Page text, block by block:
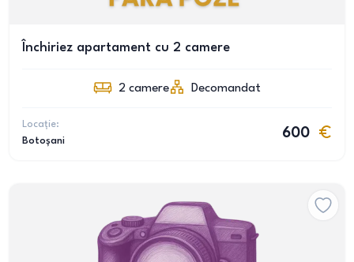
Închiriez apartament cu 2 camere
2 camere Decomandat
Locație:
Botoșani
600